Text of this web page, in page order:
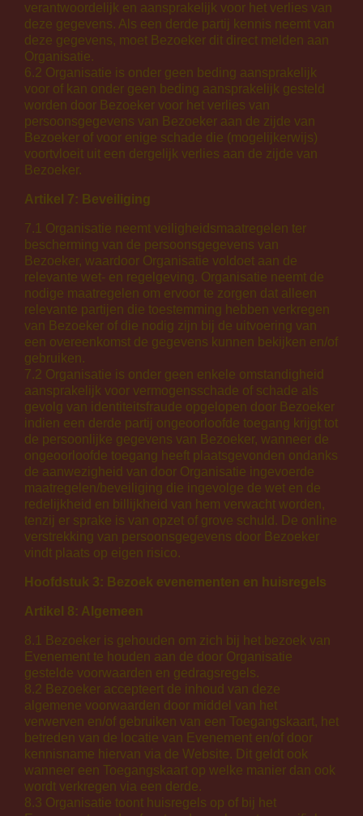
verantwoordelijk en aansprakelijk voor het verlies van
deze gegevens. Als een derde partij kennis neemt van
deze gegevens, moet Bezoeker dit direct melden aan
Organisatie.
6.2 Organisatie is onder geen beding aansprakelijk
voor of kan onder geen beding aansprakelijk gesteld
worden door Bezoeker voor het verlies van
persoonsgegevens van Bezoeker aan de zijde van
Bezoeker of voor enige schade die (mogelijkerwijs)
voortvloeit uit een dergelijk verlies aan de zijde van
Bezoeker.
Artikel 7: Beveiliging
7.1 Organisatie neemt veiligheidsmaatregelen ter
bescherming van de persoonsgegevens van
Bezoeker, waardoor Organisatie voldoet aan de
relevante wet- en regelgeving. Organisatie neemt de
nodige maatregelen om ervoor te zorgen dat alleen
relevante partijen die toestemming hebben verkregen
van Bezoeker of die nodig zijn bij de uitvoering van
een overeenkomst de gegevens kunnen bekijken en/of
gebruiken.
7.2 Organisatie is onder geen enkele omstandigheid
aansprakelijk voor vermogensschade of schade als
gevolg van identiteitsfraude opgelopen door Bezoeker
indien een derde partij ongeoorloofde toegang krijgt tot
de persoonlijke gegevens van Bezoeker, wanneer de
ongeoorloofde toegang heeft plaatsgevonden ondanks
de aanwezigheid van door Organisatie ingevoerde
maatregelen/beveiliging die ingevolge de wet en de
redelijkheid en billijkheid van hem verwacht worden,
tenzij er sprake is van opzet of grove schuld. De online
verstrekking van persoonsgegevens door Bezoeker
vindt plaats op eigen risico.
Hoofdstuk 3: Bezoek evenementen en huisregels
Artikel 8: Algemeen
8.1 Bezoeker is gehouden om zich bij het bezoek van
Evenement te houden aan de door Organisatie
gestelde voorwaarden en gedragsregels.
8.2 Bezoeker accepteert de inhoud van deze
algemene voorwaarden door middel van het
verwerven en/of gebruiken van een Toegangskaart, het
betreden van de locatie van Evenement en/of door
kennisname hiervan via de Website. Dit geldt ook
wanneer een Toegangskaart op welke manier dan ook
wordt verkregen via een derde.
8.3 Organisatie toont huisregels op of bij het